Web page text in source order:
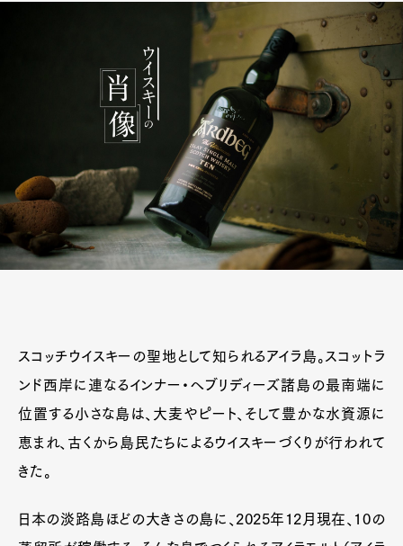
スコッチウイスキーの聖地として知られるアイラ島。スコットラ
ンド西岸に連なるインナー・へブリディーズ諸島の最南端に
位置する小さな島は、大麦やピート、そして豊かな水資源に
恵まれ、古くから島民たちによるウイスキーづくりが行われて
きた。
日本の淡路島ほどの大きさの島に、2025年12月現在、10の